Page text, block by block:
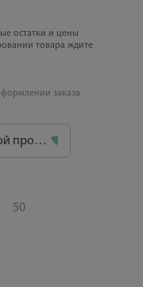
остатки и цены
товара ждите
заказа
Таблетки покрытые оболочкой пролонгированного действия
50